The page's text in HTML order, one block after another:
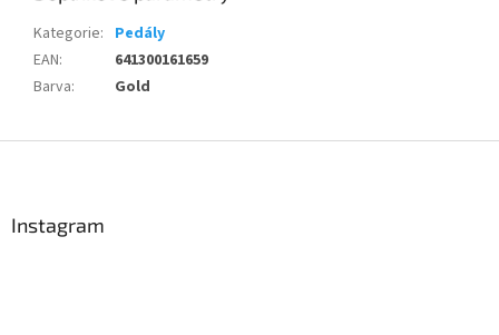
Kategorie: Pedály
EAN:
641300161659
Barva: Gold
Instagram